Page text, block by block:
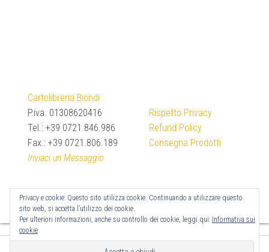
Cartolibreria Biondi
P.iva. 01308620416
Tel.: +39 0721.846.986
Fax.: +39 0721.806.189
Inviaci un Messaggio
Rispetto Privacy
Refund Policy
Consegna Prodotti
Privacy e cookie: Questo sito utilizza cookie. Continuando a utilizzare questo
sito web, si accetta l’utilizzo dei cookie.
Per ulteriori informazioni, anche su controllo dei cookie, leggi qui: Informativa sui
cookie